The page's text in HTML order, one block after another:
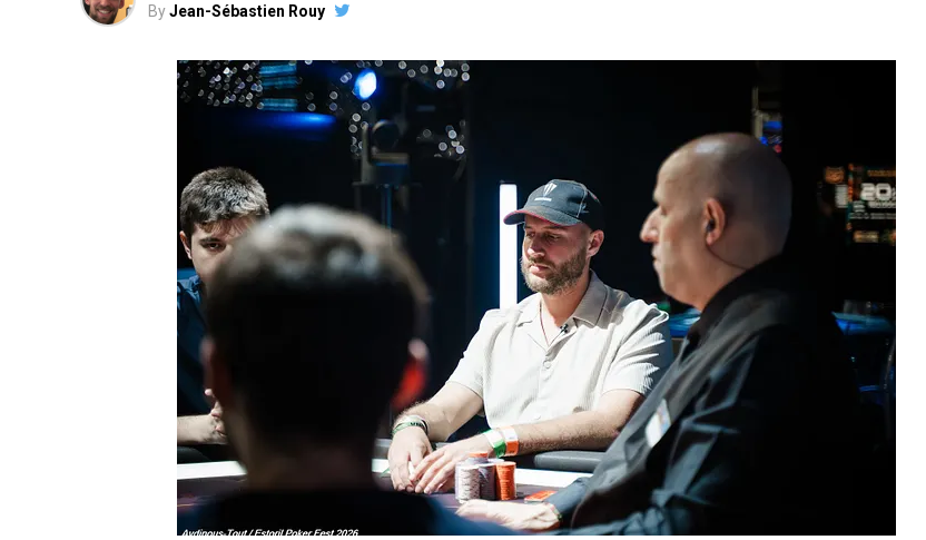
« Chotec » Mazerolle. Si ce dernier avait une grande avance en jetons au début du duel, son
adversaire, très compétent également, aurait bien pu revenir à niveau pour créer la surprise.
Mais il n’en est rien !
Après 20 à 30 minutes, la main finale du tournoi est arrivée, et Chotec a su s’imposer et
pousser son adversaire à la faute pour finalement remporter cette première édition
portugaise de l’Estoril Poker Fest. Pour sa très belle performance, le Portugais Jose Quintas,
membre de lateam NitroLogy, termine donc runner-up pour 74.000 € !
Après un véritable marathon de plusieurs jours, Hugues Mazerolle est donc le grand
vainqueur du Main Event et remporte les 100.000 € ainsi que le trophée. Quelque peu
déstabilisé par l’ambiance autour de lui, Hugues n’a que très peu exprimé sa joie, mais il a
tout de même fini par donner une interview à Comanche.
La réaction du vainqueur fera certainement son petit bonhomme de chemin sur les réseaux
du poker français… En plus de ça, Chotec risque de se souvenir longtemps de sa photo
d’après-victoire… en peignoir !
ByJean-Sébastien Rouy